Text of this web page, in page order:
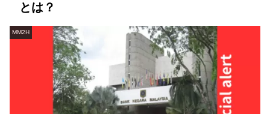
とは？
MM2H